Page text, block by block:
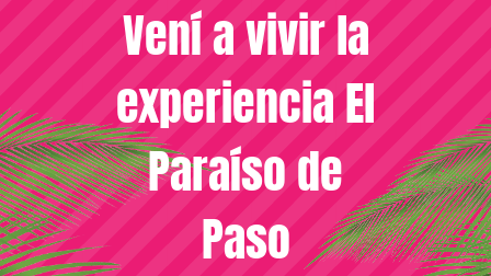
Vení a vivir la
experiencia El
Paraíso de
Paso